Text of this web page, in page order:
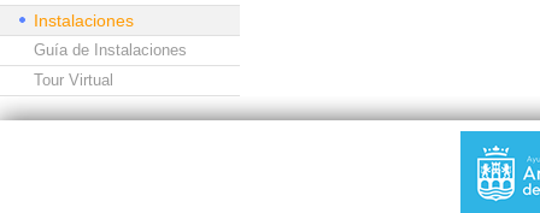
Instalaciones
Guía de Instalaciones
Tour Virtual